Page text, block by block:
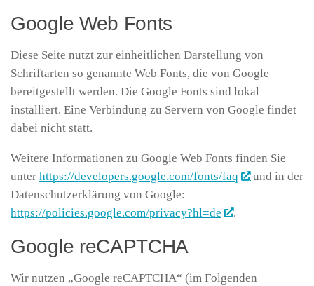
Google Web Fonts
Diese Seite nutzt zur einheitlichen Darstellung von
Schriftarten so genannte Web Fonts, die von Google
bereitgestellt werden. Die Google Fonts sind lokal
installiert. Eine Verbindung zu Servern von Google findet
dabei nicht statt.
Weitere Informationen zu Google Web Fonts finden Sie
unter https://developers.google.com/fonts/faq
und in der
Datenschutzerklärung von Google:
https://policies.google.com/privacy?hl=de
.
Google reCAPTCHA
Wir nutzen „Google reCAPTCHA“ (im Folgenden